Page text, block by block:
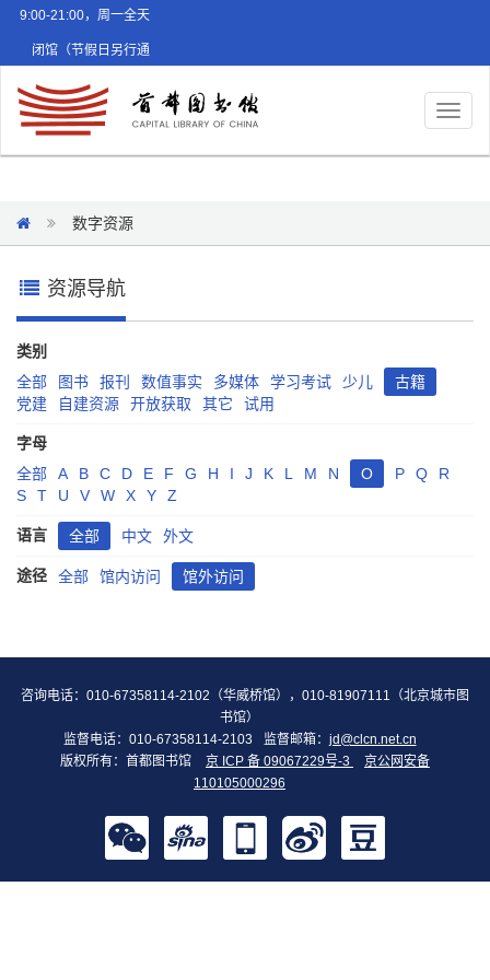
9:00-21:00，周一全天
闭馆（节假日另行通
数字资源
资源导航
类别
全部
图书 报刊 数值事实 多媒体 学习考试 少儿
古籍
党建
自建资源 开放获取 其它 试用
字母
全部
A B C D E F G H I J K L M N O P Q
R
S
T U V W X Y Z
语言 全部 中文 外文
途径 全部 馆内访问 馆外访问
咨询电话：010-67358114-2102（华威桥馆），010-81907111（北京城市图
书馆）
监督电话：010-67358114-2103
监督邮箱： jd@clcn.net.cn
版权所有：首都图书馆
京 ICP 备 09067229号-3
京公网安备
110105000296